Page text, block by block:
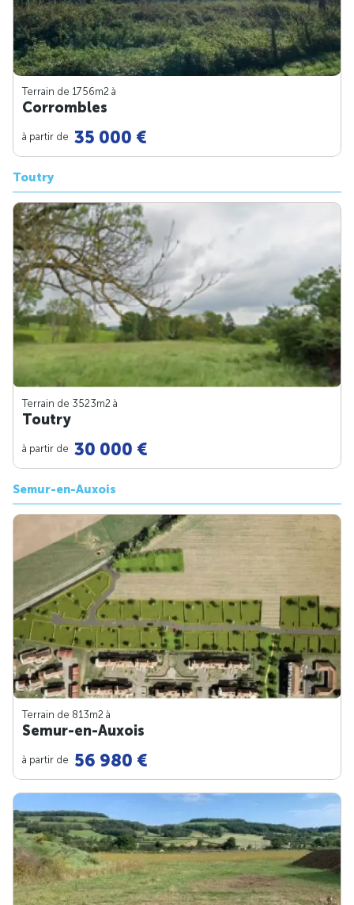
Terrain de 1756m2 à
Corrombles
à partir de 35 000 €
Toutry
Terrain de 3523m2 à
Toutry
à partir de 30 000 €
Semur-en-Auxois
Terrain de 813m2 à
Semur-en-Auxois
à partir de 56 980 €